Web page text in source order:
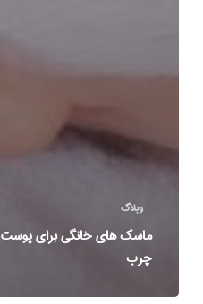
وبلاگ
ماسک های خانگی برای پوست
چرب